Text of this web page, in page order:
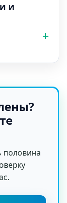
и
половина